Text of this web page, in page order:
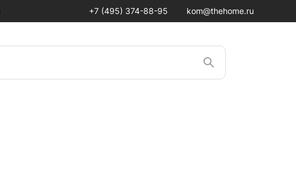
+7 (495) 374-88-95 kom@thehome.ru